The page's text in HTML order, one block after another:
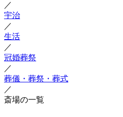
／
宇治
／
生活
／
冠婚葬祭
／
葬儀・葬祭・葬式
／
斎場の一覧